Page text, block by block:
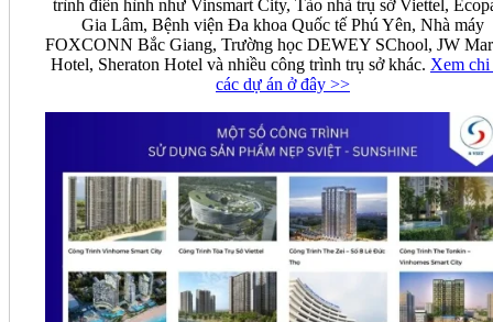
trình điển hình như Vinsmart City, Tào nhà trụ sở Viettel,
Gia Lâm, Bệnh viện Đa khoa Quốc tế Phú Yên, Nhà máy
FOXCONN Bắc Giang, Trường học DEWEY SChool, JW
Hotel, Sheraton Hotel và nhiều công trình trụ sở khác. Xem chi
các dự án ở đây >>